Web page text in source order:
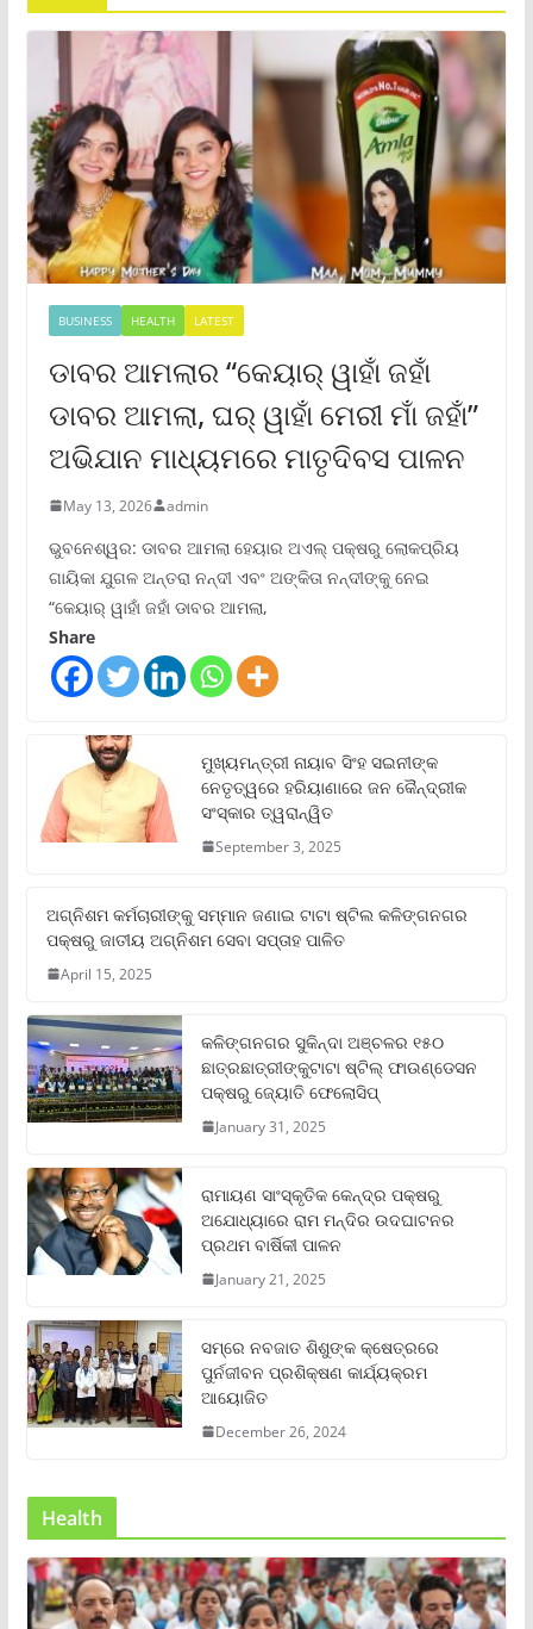
BUSINESS HEALTH LATEST
ଡାବର ଆମଲାର “କେୟାର୍ ୱାହାଁ ଜହାଁ
ଡାବର ଆମଲା, ଘର୍ ୱାହାଁ ମେରୀ ମାଁ ଜହାଁ”
ଅଭିଯାନ ମାଧ୍ୟମରେ ମାତୃଦିବସ ପାଳନ
May 13, 2026 admin
ଭୁବନେଶ୍ୱର: ଡାବର ଆମଲା ହେୟାର ଅଏଲ୍ ପକ୍ଷରୁ ଲୋକପ୍ରିୟ
ଗାୟିକା ଯୁଗଳ ଅନ୍ତରା ନନ୍ଦୀ ଏବଂ ଅଙ୍କିତା ନନ୍ଦୀଙ୍କୁ ନେଇ
“କେୟାର୍ ୱାହାଁ ଜହାଁ ଡାବର ଆମଲା,
Share
ମୁଖ୍ୟମନ୍ତ୍ରୀ ନାୟାବ ସିଂହ ସଇନୀଙ୍କ
ନେତୃତ୍ୱରେ ହରିୟାଣାରେ ଜନ କୈନ୍ଦ୍ରୀକ
ସଂସ୍କାର ତ୍ୱରାନ୍ୱିତ
September 3, 2025
ଅଗ୍ନିଶମ କର୍ମଚାରୀଙ୍କୁ ସମ୍ମାନ ଜଣାଇ ଟାଟା ଷ୍ଟିଲ କଳିଙ୍ଗନଗର
ପକ୍ଷରୁ ଜାତୀୟ ଅଗ୍ନିଶମ ସେବା ସପ୍ତାହ ପାଳିତ
April 15, 2025
କଳିଙ୍ଗନଗର ସୁକିନ୍ଦା ଅଞ୍ଚଳର ୧୫୦
ଛାତ୍ରଛାତ୍ରୀଙ୍କୁଟାଟା ଷ୍ଟିଲ୍ ଫାଉଣ୍ଡେସନ
ପକ୍ଷରୁ ଜ୍ୟୋତି ଫେଲୋସିପ୍‌
January 31, 2025
ରାମାୟଣ ସାଂସ୍କୃତିକ କେନ୍ଦ୍ର ପକ୍ଷରୁ
ଅଯୋଧ୍ୟାରେ ରାମ ମନ୍ଦିର ଉଦଘାଟନର
ପ୍ରଥମ ବାର୍ଷିକୀ ପାଳନ
January 21, 2025
ସମ୍‌ରେ ନବଜାତ ଶିଶୁଙ୍କ କ୍ଷେତ୍ରରେ
ପୁର୍ନଜୀବନ ପ୍ରଶିକ୍ଷଣ କାର୍ଯ୍ୟକ୍ରମ
ଆୟୋଜିତ
December 26, 2024
Health